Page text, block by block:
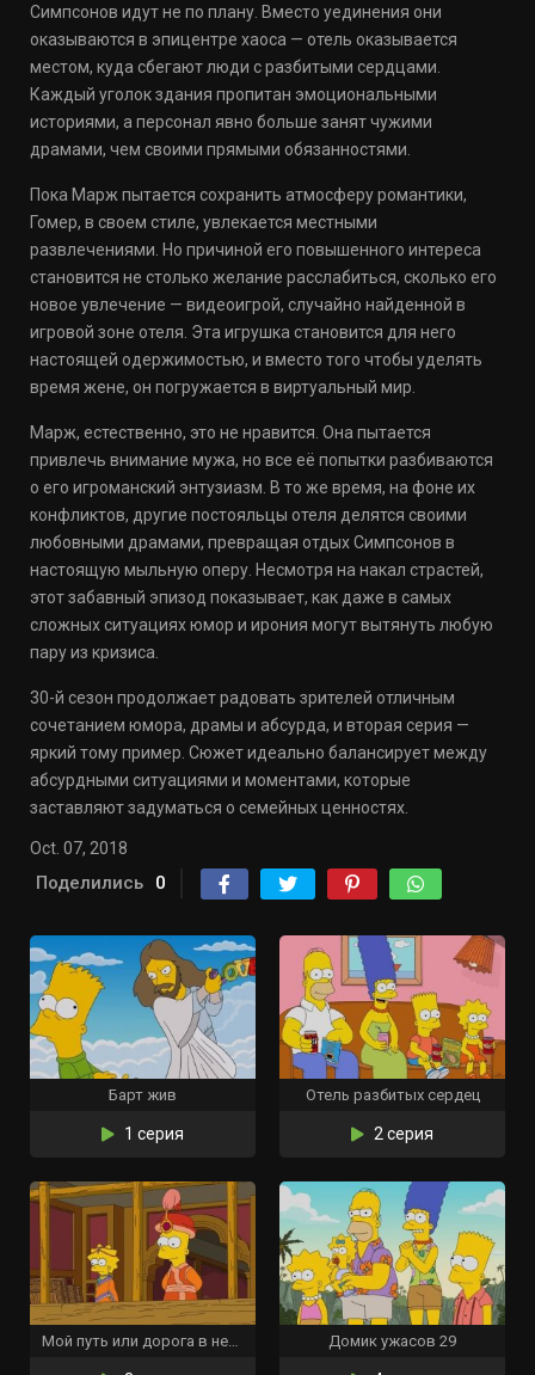
Симпсонов идут не по плану. Вместо уединения они
оказываются в эпицентре хаоса — отель оказывается
местом, куда сбегают люди с разбитыми сердцами.
Каждый уголок здания пропитан эмоциональными
историями, а персонал явно больше занят чужими
драмами, чем своими прямыми обязанностями.
Пока Марж пытается сохранить атмосферу романтики,
Гомер, в своем стиле, увлекается местными
развлечениями. Но причиной его повышенного интереса
становится не столько желание расслабиться, сколько его
новое увлечение — видеоигрой, случайно найденной в
игровой зоне отеля. Эта игрушка становится для него
настоящей одержимостью, и вместо того чтобы уделять
время жене, он погружается в виртуальный мир.
Марж, естественно, это не нравится. Она пытается
привлечь внимание мужа, но все её попытки разбиваются
о его игроманский энтузиазм. В то же время, на фоне их
конфликтов, другие постояльцы отеля делятся своими
любовными драмами, превращая отдых Симпсонов в
настоящую мыльную оперу. Несмотря на накал страстей,
этот забавный эпизод показывает, как даже в самых
сложных ситуациях юмор и ирония могут вытянуть любую
пару из кризиса.
30-й сезон продолжает радовать зрителей отличным
сочетанием юмора, драмы и абсурда, и вторая серия —
яркий тому пример. Сюжет идеально балансирует между
абсурдными ситуациями и моментами, которые
заставляют задуматься о семейных ценностях.
Oct. 07, 2018
Поделились 0
Барт жив
1 серия
Отель разбитых сердец
2 серия
Мой путь или дорога в небеса Домик ужасов 29